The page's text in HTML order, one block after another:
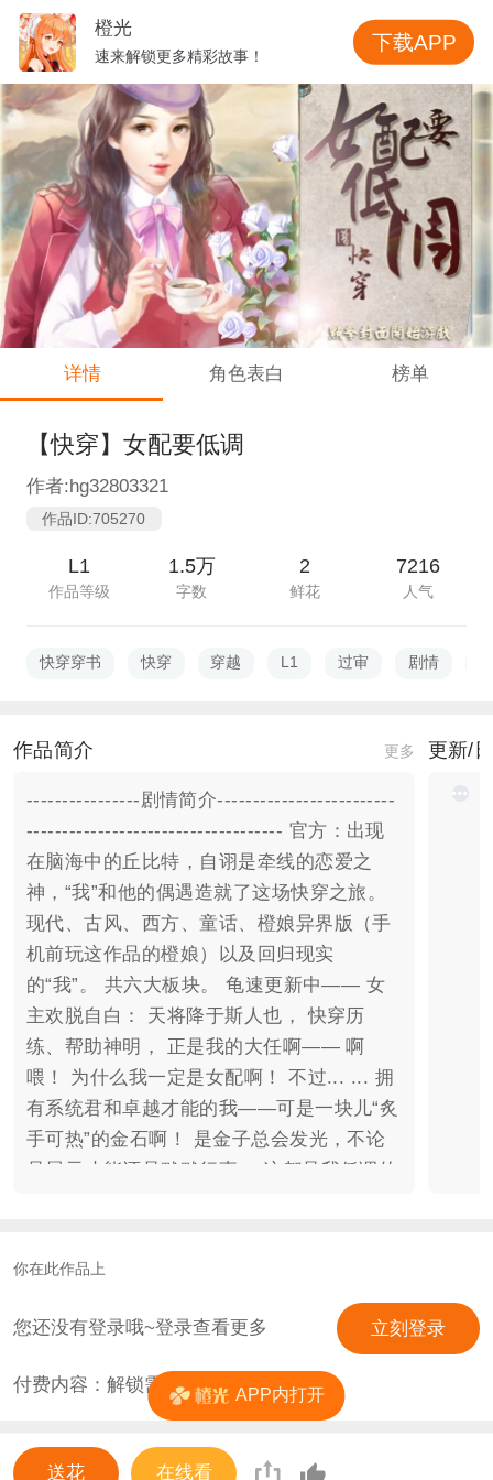
详情 角色表白 榜单
【快穿】女配要低调
作者:hg32803321
作品ID:705270
L1
作品等级
1.5万
字数
2
鲜花
7216
人气
快穿穿书 快穿 穿越 L1 过审 剧情
作品简介 更多
----------------剧情简介-------------------------
------------------------------------ 官方：出现
在脑海中的丘比特，自诩是牵线的恋爱之
神，“我”和他的偶遇造就了这场快穿之旅。
现代、古风、西方、童话、橙娘异界版（手
机前玩这作品的橙娘）以及回归现实
的“我”。 共六大板块。 龟速更新中—— 女
主欢脱自白： 天将降于斯人也， 快穿历
练、帮助神明， 正是我的大任啊—— 啊
喂！ 为什么我一定是女配啊！ 不过... ... 拥
有系统君和卓越才能的我——可是一块儿“炙
手可热”的金石啊！ 是金子总会发光，不论
是展示才能还是默默行事， 这都是我低调的
----------------------------------------------------
更新/
你在此作品上
您还没有登录哦~登录查看更多 立刻登录
付费内容：解锁需 0花
送花 在线看
橙光
速来解锁更多精彩故事！
下载APP
APP内打开